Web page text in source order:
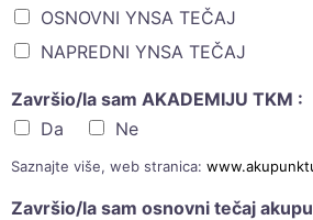
OSNOVNI YNSA TEČAJ
NAPREDNI YNSA TEČAJ
Završio/la sam AKADEMIJU TKM :
Da
Ne
Saznajte više, web stranica:
Završio/la sam osnovni tečaj